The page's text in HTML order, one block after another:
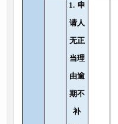
1. 申
请人
无正
当理
由逾
期不
补